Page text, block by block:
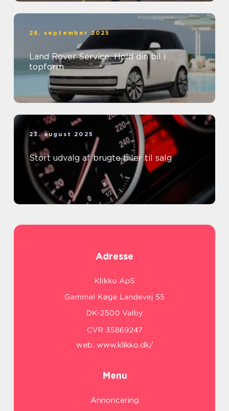
28. september 2025
Land Rover Service: Hold din bil i
topform
23. august 2025
Stort udvalg af brugte biler til salg
Adresse
web: www.klikko.dk/
Menu
Annoncering